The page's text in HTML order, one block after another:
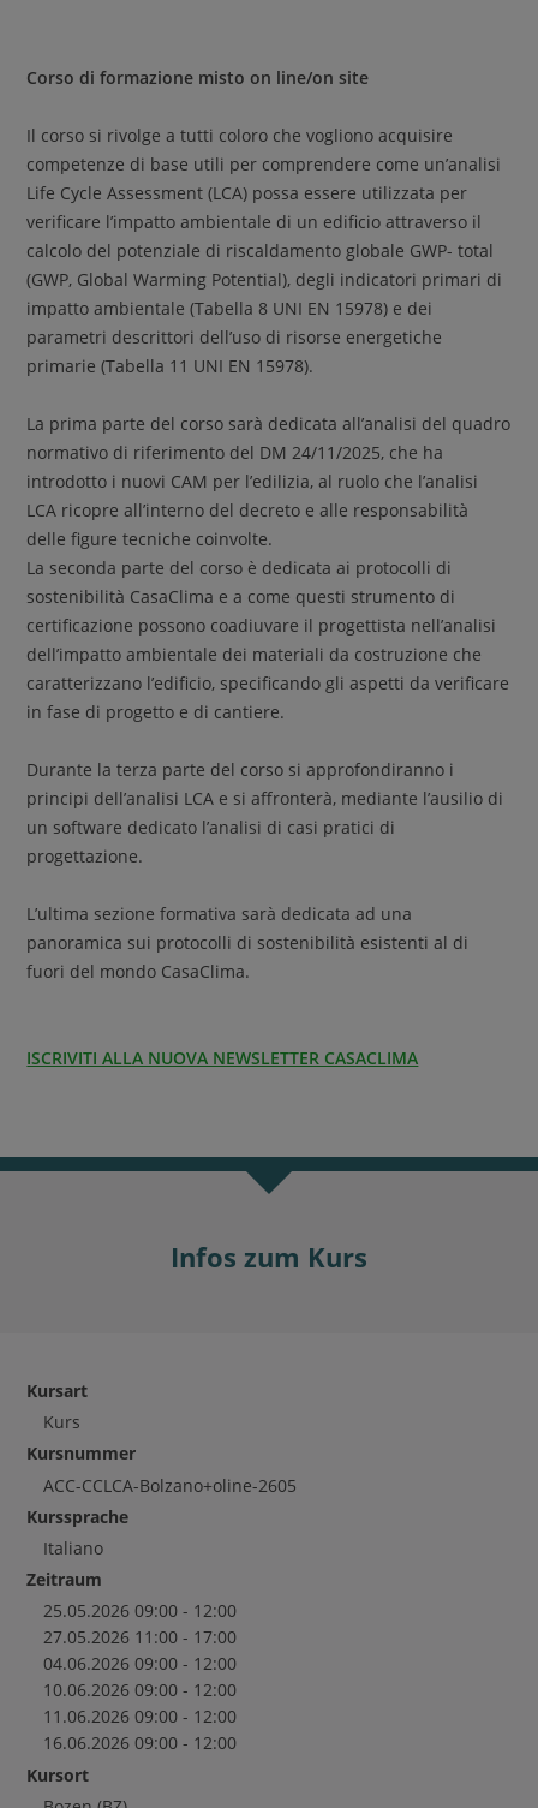
Corso di formazione misto on line/on site
Il corso si rivolge a tutti coloro che vogliono acquisire
competenze di base utili per comprendere come un’analisi
Life Cycle Assessment (LCA) possa essere utilizzata per
verificare l’impatto ambientale di un edificio attraverso il
calcolo del potenziale di riscaldamento globale GWP- total
(GWP, Global Warming Potential), degli indicatori primari di
impatto ambientale (Tabella 8 UNI EN 15978) e dei
parametri descrittori dell’uso di risorse energetiche
primarie (Tabella 11 UNI EN 15978).
La prima parte del corso sarà dedicata all’analisi del quadro
normativo di riferimento del DM 24/11/2025, che ha
introdotto i nuovi CAM per l’edilizia, al ruolo che l’analisi
LCA ricopre all’interno del decreto e alle responsabilità
delle figure tecniche coinvolte.
La seconda parte del corso è dedicata ai protocolli di
sostenibilità CasaClima e a come questi strumento di
certificazione possono coadiuvare il progettista nell’analisi
dell’impatto ambientale dei materiali da costruzione che
caratterizzano l’edificio, specificando gli aspetti da verificare
in fase di progetto e di cantiere.
Durante la terza parte del corso si approfondiranno i
principi dell’analisi LCA e si affronterà, mediante l’ausilio di
un software dedicato l’analisi di casi pratici di
progettazione.
L’ultima sezione formativa sarà dedicata ad una
panoramica sui protocolli di sostenibilità esistenti al di
fuori del mondo CasaClima.
ISCRIVITI ALLA NUOVA NEWSLETTER CASACLIMA
Infos zum Kurs
Kursart
Kurs
Kursnummer
ACC-CCLCA-Bolzano+oline-2605
Kurssprache
Italiano
Zeitraum
25.05.2026 09:00 - 12:00
27.05.2026 11:00 - 17:00
04.06.2026 09:00 - 12:00
10.06.2026 09:00 - 12:00
11.06.2026 09:00 - 12:00
16.06.2026 09:00 - 12:00
Kursort